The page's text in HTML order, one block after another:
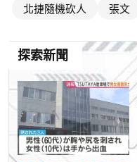
北捷隨機砍人 張文
探索新聞